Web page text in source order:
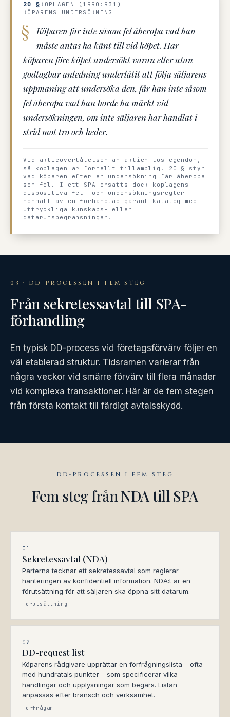
20 §KÖPLAGEN (1990:931)
KÖPARENS UNDERSÖKNING
Köparen får inte såsom fel åberopa vad han
måste antas ha känt till vid köpet. Har
köparen före köpet undersökt varan eller utan
godtagbar anledning underlåtit att följa säljarens
uppmaning att undersöka den, får han inte såsom
fel åberopa vad han borde ha märkt vid
undersökningen, om inte säljaren har handlat i
strid mot tro och heder.
Vid aktieöverlåtelser är aktier lös egendom,
så köplagen är formellt tillämplig. 20 § styr
vad köparen efter en undersökning får åberopa
som fel. I ett SPA ersätts dock köplagens
dispositiva fel- och undersökningsregler
normalt av en förhandlad garantikatalog med
uttryckliga kunskaps- eller
datarumsbegränsningar.
03 · DD-PROCESSEN I FEM STEG
Från sekretessavtal till SPA-
förhandling
En typisk DD-process vid företagsförvärv följer en
väl etablerad struktur. Tidsramen varierar från
några veckor vid smärre förvärv till flera månader
vid komplexa transaktioner. Här är de fem stegen
från första kontakt till färdigt avtalsskydd.
DD-PROCESSEN I FEM STEG
Fem steg från NDA till SPA
01
Sekretessavtal (NDA)
Parterna tecknar ett sekretessavtal som reglerar
hanteringen av konfidentiell information. NDA:t är en
förutsättning för att säljaren ska öppna sitt datarum.
Förutsättning
02
DD-request list
Köparens rådgivare upprättar en förfrågningslista – ofta
med hundratals punkter – som specificerar vilka
handlingar och upplysningar som begärs. Listan
anpassas efter bransch och verksamhet.
Förfrågan